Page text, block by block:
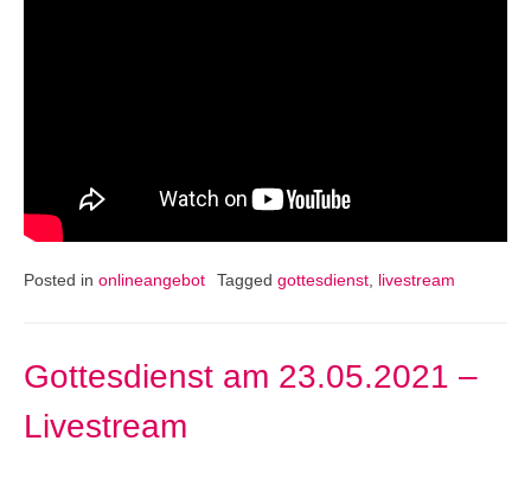
Posted in onlineangebot Tagged gottesdienst, livestream
Gottesdienst am 23.05.2021 –
Livestream